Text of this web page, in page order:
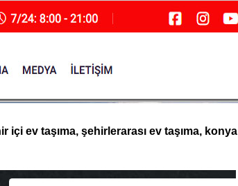
ev taşıma, şehirlerarası ev taşıma, konya